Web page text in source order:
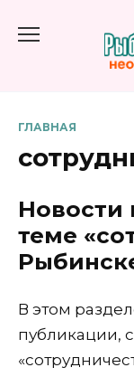
содержанию
ГЛАВНАЯ
Новости
теме
В этом
публикации,